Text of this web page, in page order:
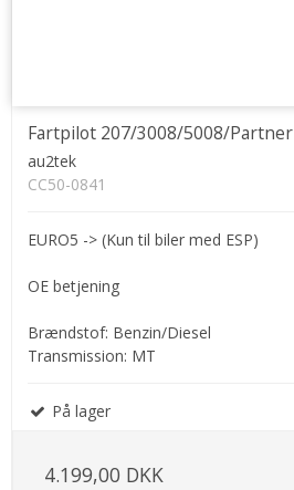
Fartpilot 207/3008/5008/Partner
au2tek
CC50-0841
EURO5 -> (Kun til biler med ESP)
OE betjening
Brændstof: Benzin/Diesel
Transmission: MT
På lager
4.199,00 DKK